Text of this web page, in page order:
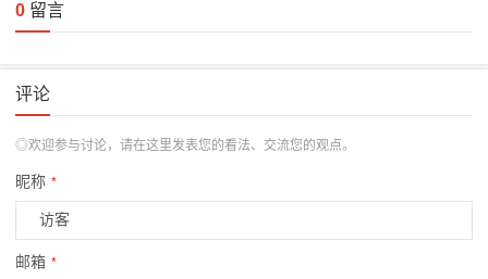
0 留言
评论
◎欢迎参与讨论，请在这里发表您的看法、交流您的观点。
昵称 *
邮箱 *